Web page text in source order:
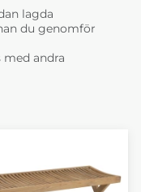
lagda
du genomför
andra